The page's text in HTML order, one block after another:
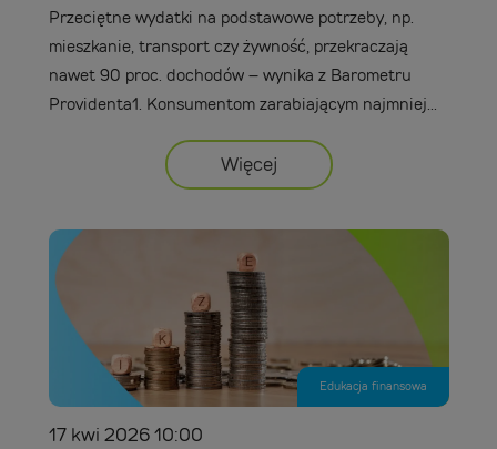
Przeciętne wydatki na podstawowe potrzeby, np.
mieszkanie, transport czy żywność, przekraczają
nawet 90 proc. dochodów – wynika z Barometru
Providenta1. Konsumentom zarabiającym najmniej...
Więcej
Edukacja finansowa
17 kwi 2026 10:00